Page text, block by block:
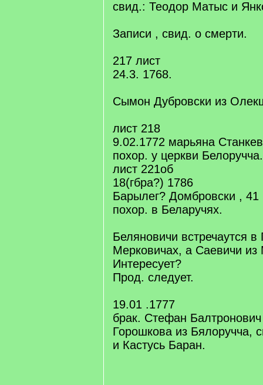
свид.: Теодор Матыс и
Записи , свид. о смерти.
217 лист
24.3. 1768.
Сымон Дубровски из
лист 218
9.02.1772 марьяна
похор. у церкви Белоручча.
лист 221об
18(гбра?) 1786
Барылег? Домбровски , 41
похор. в Беларучях.
Беляновичи встречаутся в
Мерковичах, а Саевичи из
Интересует?
Прод. следует.
19.01 .1777
брак. Стефан
Горошкова из Бялоручча,
и Кастусь Баран.